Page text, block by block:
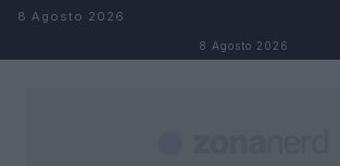
Salta al contenuto
8 Agosto 2026
8 Agosto 2026